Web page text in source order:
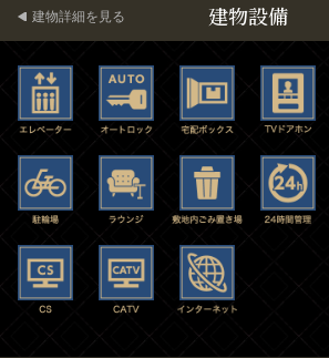
建物設備
建物詳細を見る